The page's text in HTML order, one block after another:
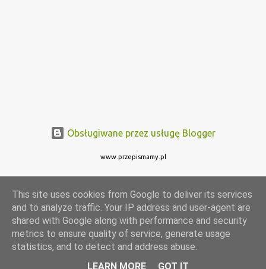
Obsługiwane przez usługę Blogger
www.przepismamy.pl
This site uses cookies from Google to deliver its services
and to analyze traffic. Your IP address and user-agent are
shared with Google along with performance and security
metrics to ensure quality of service, generate usage
statistics, and to detect and address abuse.
LEARN MORE
GOT IT